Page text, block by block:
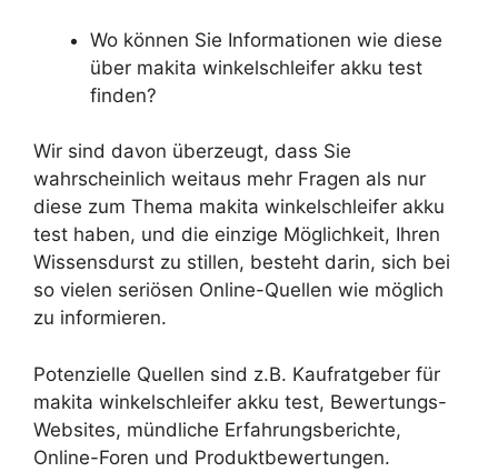
Wo können Sie Informationen wie diese
über makita winkelschleifer akku test
finden?
Wir sind davon überzeugt, dass Sie
wahrscheinlich weitaus mehr Fragen als nur
diese zum Thema makita winkelschleifer akku
test haben, und die einzige Möglichkeit, Ihren
Wissensdurst zu stillen, besteht darin, sich bei
so vielen seriösen Online-Quellen wie möglich
zu informieren.
Potenzielle Quellen sind z.B. Kaufratgeber für
makita winkelschleifer akku test, Bewertungs-
Websites, mündliche Erfahrungsberichte,
Online-Foren und Produktbewertungen.